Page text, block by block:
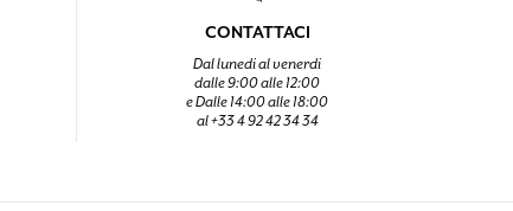
CONTATTACI
Dal lunedi al venerdi
dalle 9:00 alle 12:00
e Dalle 14:00 alle 18:00
al +33 4 92 42 34 34